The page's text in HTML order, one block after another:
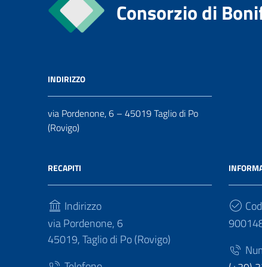
Consorzio di
INDIRIZZO
via Pordenone, 6 – 45019 Taglio di Po
(Rovigo)
RECAPITI
Indirizzo
via Pordenone, 6
45019, Taglio di Po (Rovigo)